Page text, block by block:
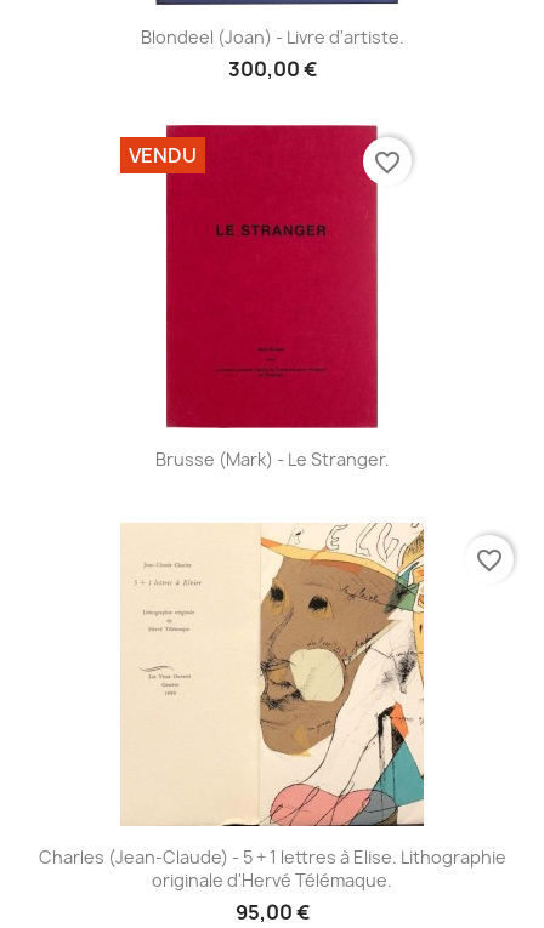
Blondeel (Joan) - Livre d'artiste.
300,00 €
Brusse (Mark) - Le Stranger.
VENDU favorite_border
Charles (Jean-Claude) - 5 + 1 lettres à Elise. Lithographie
originale d'Hervé Télémaque.
95,00 €
favorite_border